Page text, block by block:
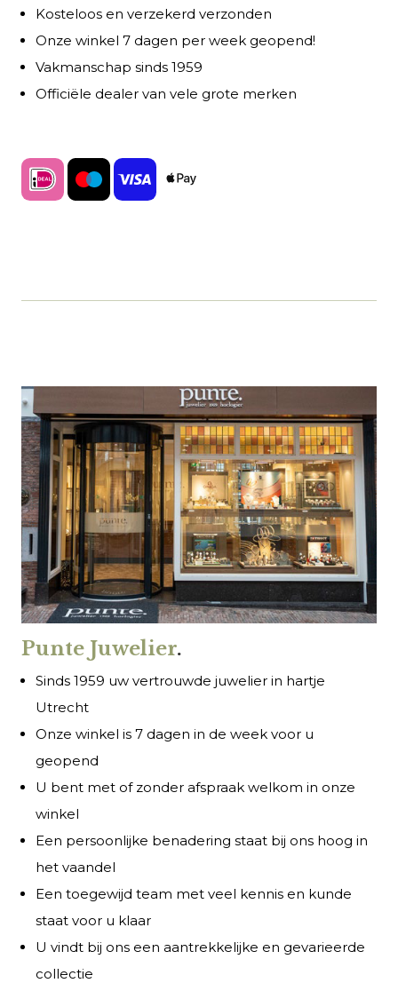
Kosteloos en verzekerd verzonden
Onze winkel 7 dagen per week geopend!
Vakmanschap sinds 1959
Officiële dealer van vele grote merken
Punte Juwelier.
Sinds 1959 uw vertrouwde juwelier in hartje
Utrecht
Onze winkel is 7 dagen in de week voor u
geopend
U bent met of zonder afspraak welkom in onze
winkel
Een persoonlijke benadering staat bij ons hoog in
het vaandel
Een toegewijd team met veel kennis en kunde
staat voor u klaar
U vindt bij ons een aantrekkelijke en gevarieerde
collectie